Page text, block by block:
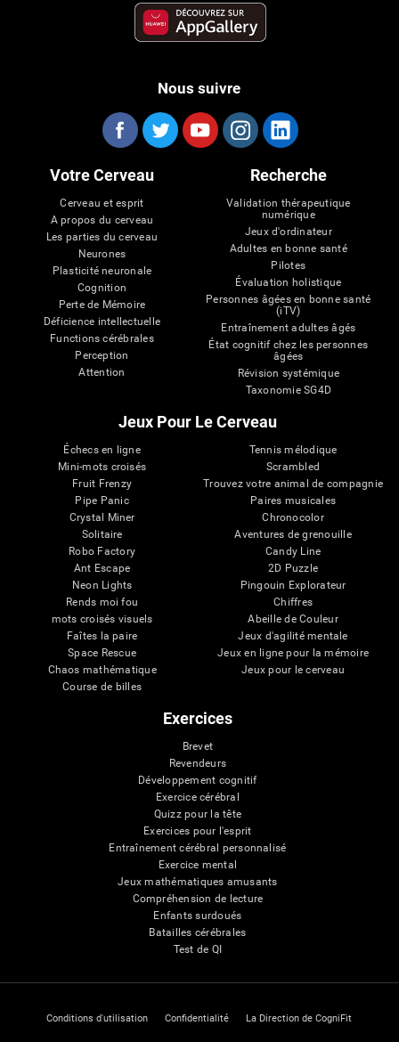
Nous suivre
Votre Cerveau
Cerveau et esprit
A propos du cerveau
Les parties du cerveau
Neurones
Plasticité neuronale
Cognition
Perte de Mémoire
Déficience intellectuelle
Functions cérébrales
Perception
Attention
Recherche
Validation thérapeutique
numérique
Jeux d'ordinateur
Adultes en bonne santé
Pilotes
Évaluation holistique
Personnes âgées en bonne santé
(iTV)
Entraînement adultes âgés
État cognitif chez les personnes
âgées
Révision systémique
Taxonomie SG4D
Jeux Pour Le Cerveau
Échecs en ligne
Mini-mots croisés
Fruit Frenzy
Pipe Panic
Crystal Miner
Solitaire
Robo Factory
Ant Escape
Neon Lights
Rends moi fou
mots croisés visuels
Faîtes la paire
Space Rescue
Chaos mathématique
Course de billes
Tennis mélodique
Scrambled
Trouvez votre animal de compagnie
Paires musicales
Chronocolor
Aventures de grenouille
Candy Line
2D Puzzle
Pingouin Explorateur
Chiffres
Abeille de Couleur
Jeux d'agilité mentale
Jeux en ligne pour la mémoire
Jeux pour le cerveau
Exercices
Brevet
Revendeurs
Développement cognitif
Exercice cérébral
Quizz pour la tête
Exercices pour l'esprit
Entraînement cérébral personnalisé
Exercice mental
Jeux mathématiques amusants
Compréhension de lecture
Enfants surdoués
Batailles cérébrales
Test de QI
Conditions d'utilisation Confidentialité La Direction de CogniFit